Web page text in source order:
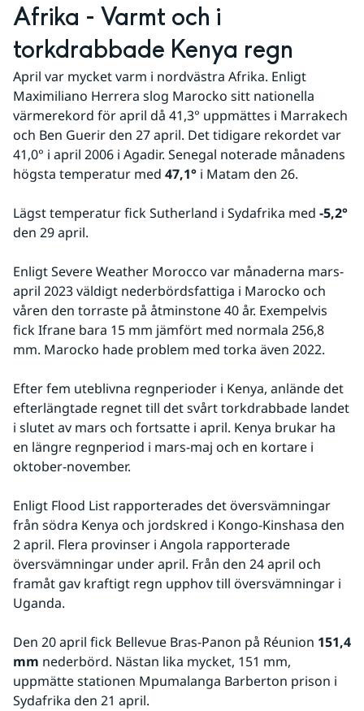
Afrika - Varmt och i
torkdrabbade Kenya regn
April var mycket varm i nordvästra Afrika. Enligt
Maximiliano Herrera slog Marocko sitt nationella
värmerekord för april då 41,3° uppmättes i Marrakech
och Ben Guerir den 27 april. Det tidigare rekordet var
41,0° i april 2006 i Agadir. Senegal noterade månadens
högsta temperatur med 47,1° i Matam den 26.
Lägst temperatur fick Sutherland i Sydafrika med
den 29 april.
Enligt Severe Weather Morocco var månaderna mars-
april 2023 väldigt nederbördsfattiga i Marocko och
våren den torraste på åtminstone 40 år. Exempelvis
fick Ifrane bara 15 mm jämfört med normala 256,8
mm. Marocko hade problem med torka även 2022.
Efter fem uteblivna regnperioder i Kenya, anlände det
efterlängtade regnet till det svårt torkdrabbade landet
i slutet av mars och fortsatte i april. Kenya brukar ha
en längre regnperiod i mars-maj och en kortare i
oktober-november.
Enligt Flood List rapporterades det översvämningar
från södra Kenya och jordskred i Kongo-Kinshasa den
2 april. Flera provinser i Angola rapporterade
översvämningar under april. Från den 24 april och
framåt gav kraftigt regn upphov till översvämningar i
Uganda.
Den 20 april fick Bellevue Bras-Panon på Réunion 151,4
mm nederbörd. Nästan lika mycket, 151 mm,
uppmätte stationen Mpumalanga Barberton prison i
Sydafrika den 21 april.